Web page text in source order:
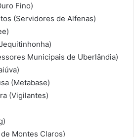
Fino)
(Servidores de Alfenas)
Municipais de Uberlândia)
(Metabase)
(Vigilantes)
Montes Claros)